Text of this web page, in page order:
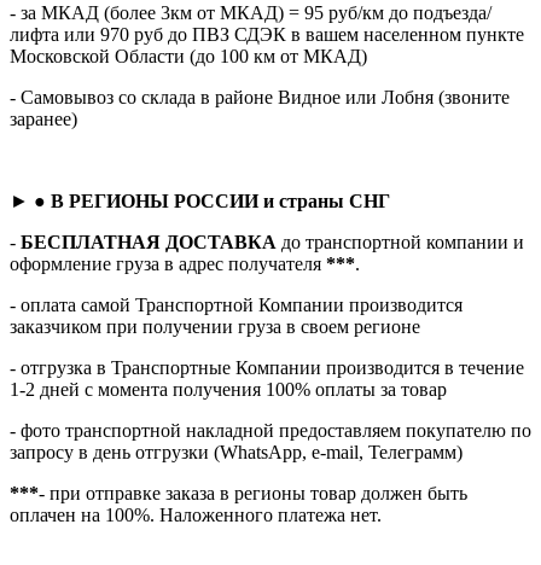
- за МКАД (более 3км от МКАД) = 95 руб/км до подъезда/
лифта или 970 руб до ПВЗ СДЭК в вашем населенном пункте
Московской Области (до 100 км от МКАД)
- Самовывоз со склада в районе Видное или Лобня (звоните
заранее)
► ● В РЕГИОНЫ РОССИИ и страны СНГ
- БЕСПЛАТНАЯ ДОСТАВКА до транспортной компании и
оформление груза в адрес получателя ***.
- оплата самой Транспортной Компании производится
заказчиком при получении груза в своем регионе
- отгрузка в Транспортные Компании производится в течение
1-2 дней с момента получения 100% оплаты за товар
- фото транспортной накладной предоставляем покупателю по
запросу в день отгрузки (WhatsApp, e-mail, Телеграмм)
***- при отправке заказа в регионы товар должен быть
оплачен на 100%. Наложенного платежа нет.